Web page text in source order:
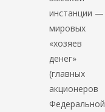
инстанции —
мировых
«хозяев
денег»
(главных
акционеров
Федеральной